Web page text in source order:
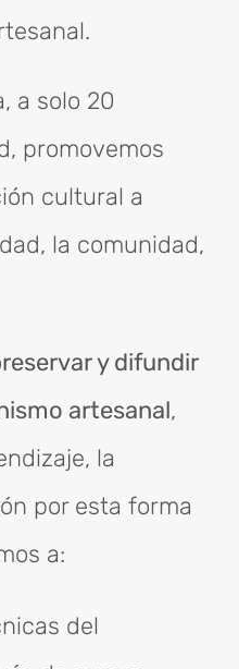
a solo 20
promovemos
cultural a
la comunidad,
y difundir
artesanal,
la
por esta forma
a:
del